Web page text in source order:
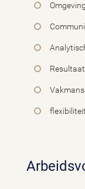
flexibiliteit